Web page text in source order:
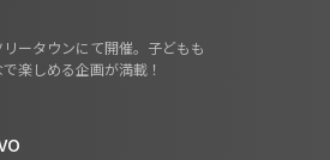
ータウンにて開催。子どもも
楽しめる企画が満載！